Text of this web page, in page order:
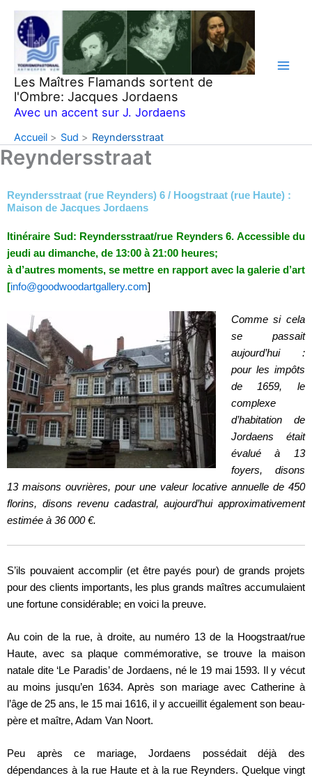
Aller
contenu
Les Maîtres Flamands sortent de
l'Ombre: Jacques Jordaens
Avec un accent sur J. Jordaens
Accueil Sud Reyndersstraat
Reyndersstraat
Reyndersstraat (rue Reynders) 6 / Hoogstraat (rue Haute) :
Maison de Jacques Jordaens
Itinéraire Sud: Reyndersstraat/rue Reynders 6. Accessible du
jeudi au dimanche, de 13:00 à 21:00 heures;
à d’autres moments, se mettre en rapport avec la galerie d’art
[info@goodwoodartgallery.com]
Comme si cela
se passait
aujourd’hui :
pour les impôts
de 1659, le
complexe
d’habitation de
Jordaens était
évalué à 13
foyers, disons
13 maisons ouvrières, pour une valeur locative annuelle de 450
florins, disons revenu cadastral, aujourd’hui approximativement
estimée à 36 000 €.
S’ils pouvaient accomplir (et être payés pour) de grands projets
pour des clients importants, les plus grands maîtres accumulaient
une fortune considérable; en voici la preuve.
Au coin de la rue, à droite, au numéro 13 de la Hoogstraat/rue
Haute, avec sa plaque commémorative, se trouve la maison
natale dite ‘Le Paradis’ de Jordaens, né le 19 mai 1593. Il y vécut
au moins jusqu’en 1634. Après son mariage avec Catherine à
l’âge de 25 ans, le 15 mai 1616, il y accueillit également son beau-
père et maître, Adam Van Noort.
Peu après ce mariage, Jordaens possédait déjà des
dépendances à la rue Haute et à la rue Reynders. Quelque vingt